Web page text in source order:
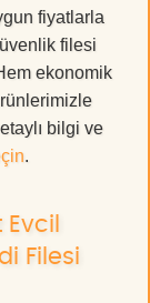
fiyatlarla
filesi
ekonomik
bilgi ve
.
Filesi